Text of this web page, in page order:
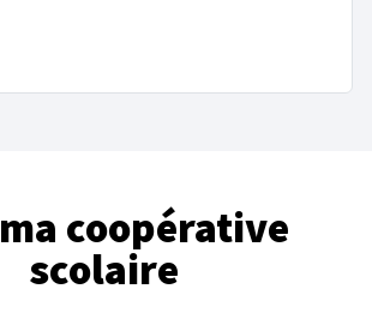
ma coopérative
scolaire